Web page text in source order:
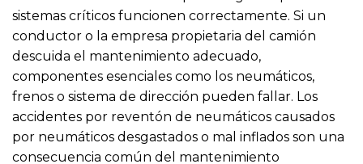
sistemas críticos funcionen correctamente. Si un
conductor o la empresa propietaria del camión
descuida el mantenimiento adecuado,
componentes esenciales como los neumáticos,
frenos o sistema de dirección pueden fallar. Los
accidentes por reventón de neumáticos causados
por neumáticos desgastados o mal inflados son una
consecuencia común del mantenimiento